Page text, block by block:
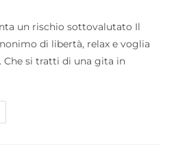
un rischio sottovalutato Il
di libertà, relax e voglia
Che si tratti di una gita in